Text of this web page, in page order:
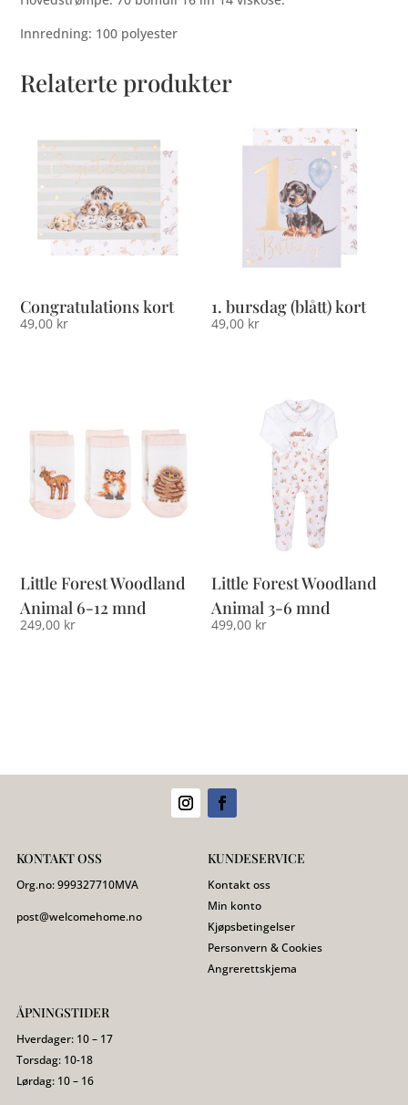
Innredning: 100 polyester
Relaterte produkter
Congratulations kort
49,00 kr
1. bursdag (blått) kort
49,00 kr
Little Forest Woodland
Animal 6-12 mnd
249,00 kr
Little Forest Woodland
Animal 3-6 mnd
499,00 kr
KONTAKT OSS
Org.no:999327710MVA
post@welcomehome.no
KUNDESERVICE
Kontakt oss
Min konto
Kjøpsbetingelser
Personvern & Cookies
Angrerettskjema
ÅPNINGSTIDER
Hverdager: 10 – 17
Torsdag: 10-18
Lørdag: 10 – 16